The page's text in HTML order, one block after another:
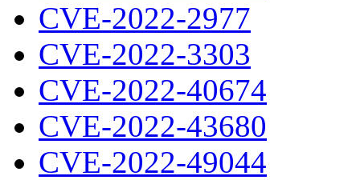
CVE-2022-2977
CVE-2022-3303
CVE-2022-40674
CVE-2022-43680
CVE-2022-49044